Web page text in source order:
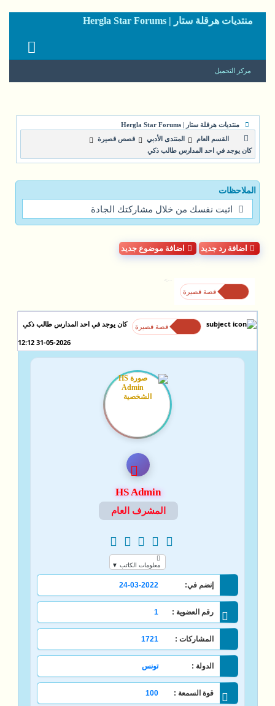
منتديات هرقلة ستار | Hergla Star Forums
مركز التحميل
منتديات هرقلة ستار | Hergla Star Forums
القسم العام
المنتدى الأدبي
قصص قصيرة
كان يوجد في احد المدارس طالب ذكي
الملاحظات
اثبت نفسك من خلال مشاركتك الجادة
اضافة رد جديد اضافة موضوع جديد
قصة قصيرة
-->
قصة قصيرة كان يوجد في احد المدارس طالب ذكي
31-05-2026 12:12
HS Admin
المشرف العام
معلومات الكاتب ▼
إنضم في: 24-03-2022
رقم العضوية : 1
المشاركات : 1721
الدولة : تونس
قوة السمعة : 100